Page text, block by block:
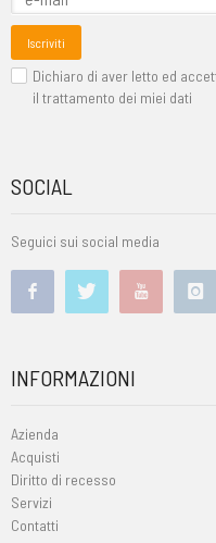
Iscriviti
Dichiaro di aver letto ed
il trattamento dei miei dati
SOCIAL
Seguici sui social media
INFORMAZIONI
Azienda
Acquisti
Diritto di recesso
Servizi
Contatti